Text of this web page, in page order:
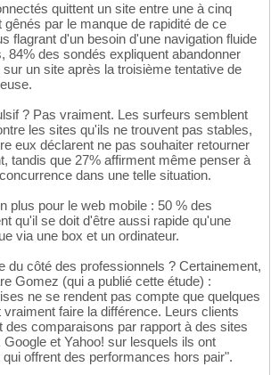
quittent un site entre une à cinq
par le manque de rapidité de ce
flagrant d'un besoin d'une navigation fluide
84% des sondés expliquent abandonner
un site après la troisième tentative de
? Pas vraiment. Les surfeurs semblent
les sites qu'ils ne trouvent pas stables,
eux déclarent ne pas souhaiter retourner
tandis que 27% affirment même penser à
dans une telle situation.
plus pour le web mobile : 50 % des
qu'il se doit d'être aussi rapide qu'une
via une box et un ordinateur.
du côté des professionnels ? Certainement,
Gomez (qui a publié cette étude) :
ne se rendent pas compte que quelques
faire la différence. Leurs clients
des comparaisons par rapport à des sites
et Yahoo! sur lesquels ils ont
qui offrent des performances hors pair".